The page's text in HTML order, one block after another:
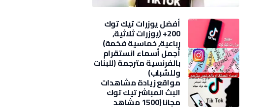
أفضل يوزرات تيك توك
200+ (يوزرات ثلاثية,
رباعية, خماسية فخمة)
2025
أجمل أسماء انستقرام
بالفرنسية مترجمة (للبنات
وللشباب)
مواقع زيادة مشاهدات
البث المباشر تيك توك
مجانا (1500 مشاهد